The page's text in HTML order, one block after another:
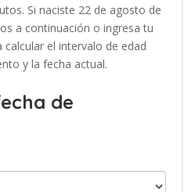
Si naciste 22 de agosto de
a continuación o ingresa tu
el intervalo de edad
y la fecha actual.
de